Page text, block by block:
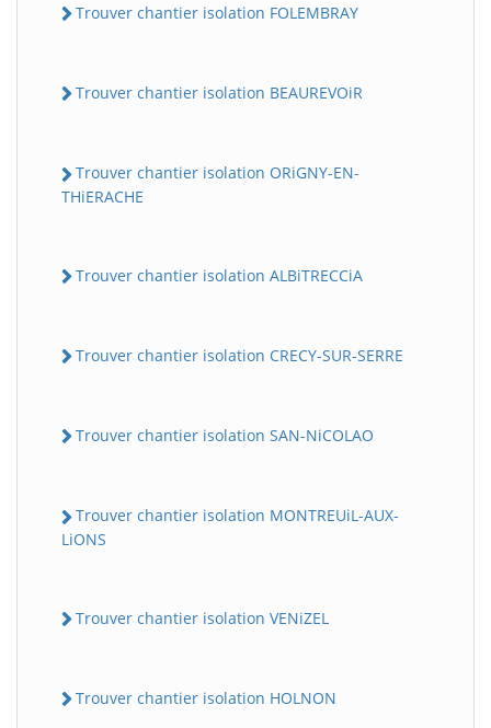
Trouver chantier isolation FOLEMBRAY
Trouver chantier isolation BEAUREVOiR
Trouver chantier isolation ORiGNY-EN-
THiERACHE
Trouver chantier isolation ALBiTRECCiA
Trouver chantier isolation CRECY-SUR-SERRE
Trouver chantier isolation SAN-NiCOLAO
Trouver chantier isolation MONTREUiL-AUX-
LiONS
Trouver chantier isolation VENiZEL
Trouver chantier isolation HOLNON